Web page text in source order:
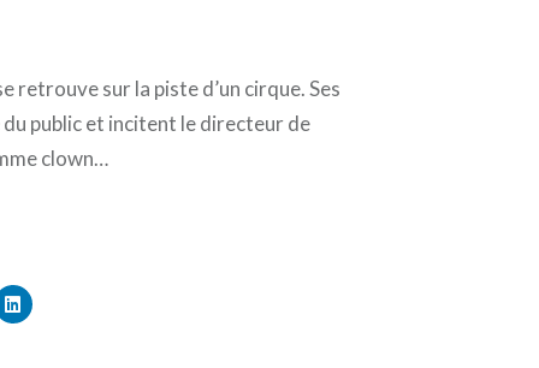
retrouve sur la piste d’un cirque. Ses
public et incitent le directeur de
clown…